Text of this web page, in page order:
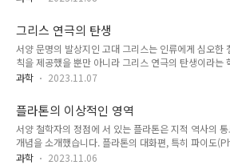
대한 관심, 그리고 시대를 초월하여 계속 반향을 불러
포괄적인 개요를 제공한다. 아이스퀼로스 - 비극의 웅
송받는 아이스퀼로스는 그리스 연극의 드라마틱한 태
자다. 웅장함과 고상한 언어를 특징으로 하는 그의 독
본질을 가져왔다. 아이스퀼로스는 신의 정의..
그리스 연극의 탄생
서양 문명의 발상지인 고대 그리스는 인류에게 심오한
칙을 제공했을 뿐만 아니라 그리스 연극의 탄생이라는
마련했습니다. 기원전 5세기, 아테네의 문화적 흥분 속
을 살펴보고 독특한 연극 전통을 만들어낸 사회적 여건,
살펴봅니다. 고대 그리스의 사회적 태피스트리 그리스
회의 복잡한 태피스트리와 얽혀 있습니다. 지적, 예술적
도시 국가는 연극 예술에 비옥한 토양을 제공했습니다.
들이 지적 탐구와 공동체적 표현을 중시하는 환경을 조
과학 2023.11.07
플라톤의 이상적인 영역
서양 철학자의 정점에 서 있는 플라톤은 지적 역사의
개념을 소개했습니다. 플라톤의 대화편, 특히 파이도
Republic)에 묘사된 이 추상적이고 형이상학적인 영역
과학 2023.11.06